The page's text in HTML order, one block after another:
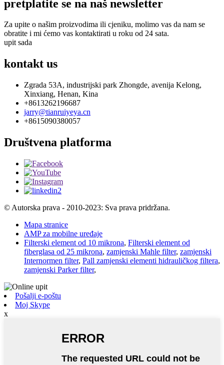
pretplatite se na naš newsletter
Za upite o našim proizvodima ili cjeniku, molimo vas da nam se
obratite i mi ćemo vas kontaktirati u roku od 24 sata.
upit sada
kontakt us
Zgrada 53A, industrijski park Zhongde, avenija Kelong,
Xinxiang, Henan, Kina
+8613262196687
jarry@tianruiyeya.cn
+8615090380057
Društvena platforma
© Autorska prava - 2010-2023: Sva prava pridržana.
Mapa stranice
AMP za mobilne uređaje
Filterski element od 10 mikrona, Filterski element od
fiberglasa od 25 mikrona, zamjenski Mahle filter, zamjenski
Internormen filter, Pall zamjenski elementi hidrauličkog filtera,
zamjenski Parker filter,
Pošalji e-poštu
Moj Skype
x